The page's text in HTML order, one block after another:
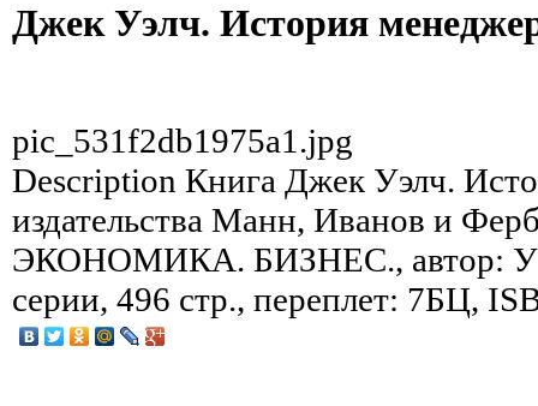
Джек Уэлч. История
pic_531f2db1975a1.jpg
Description Книга Джек Уэлч.
издательства Манн, Иванов и
ЭКОНОМИКА. БИЗНЕС., автор:
серии, 496 стр., переплет: 7БЦ,